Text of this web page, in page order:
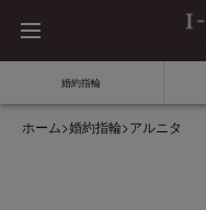
婚約指輪
ホーム>婚約指輪>アルニタ